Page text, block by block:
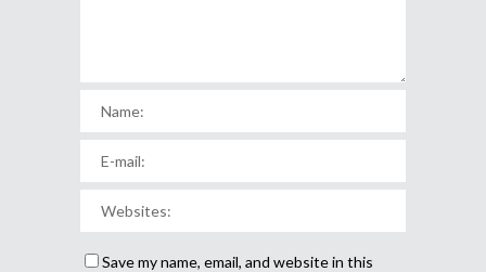
Save my name, email, and website in this